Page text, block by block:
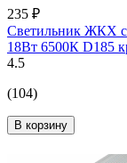
235 ₽
Светильник ЖКХ
18Вт 6500К D185
4.5
(104)
В корзину